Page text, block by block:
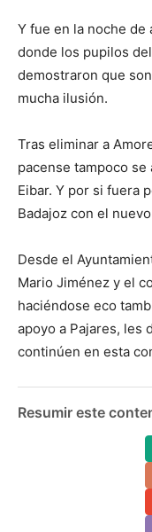
Y fue en la noche de
donde los pupilos
demostraron que
mucha ilusión.
Tras eliminar a
pacense tampoco
Eibar. Y por si fuera
Badajoz con el
Desde el
Mario Jiménez y el
haciéndose eco
apoyo a Pajares, les
continúen en esta
Resumir este